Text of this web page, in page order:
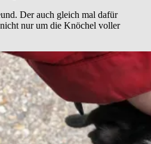
Der auch gleich mal dafür
nur um die Knöchel voller